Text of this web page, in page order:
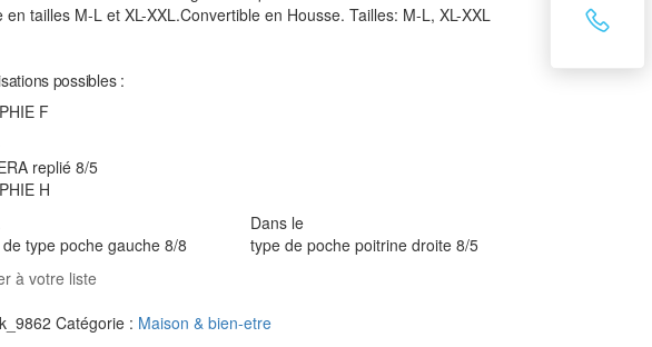
en tailles M-L et XL-XXL.Convertible en Housse. Tailles: M-L, XL-XXL
possibles :
F
replié 8/5
H
type poche gauche 8/8
Dans le
type de poche poitrine droite 8/5
à votre liste
Catégorie : Maison & bien-etre